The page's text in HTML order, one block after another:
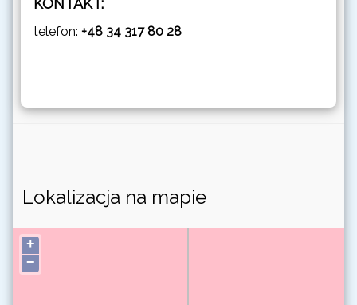
KONTAKT:
telefon: +48 34 317 80 28
Lokalizacja na mapie
+
−